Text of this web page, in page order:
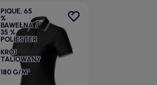
PIQUE, 65
%
BAWEŁNA /
35 %
POLIESTER
KRÓJ
TALIOWANY
180 G/M²